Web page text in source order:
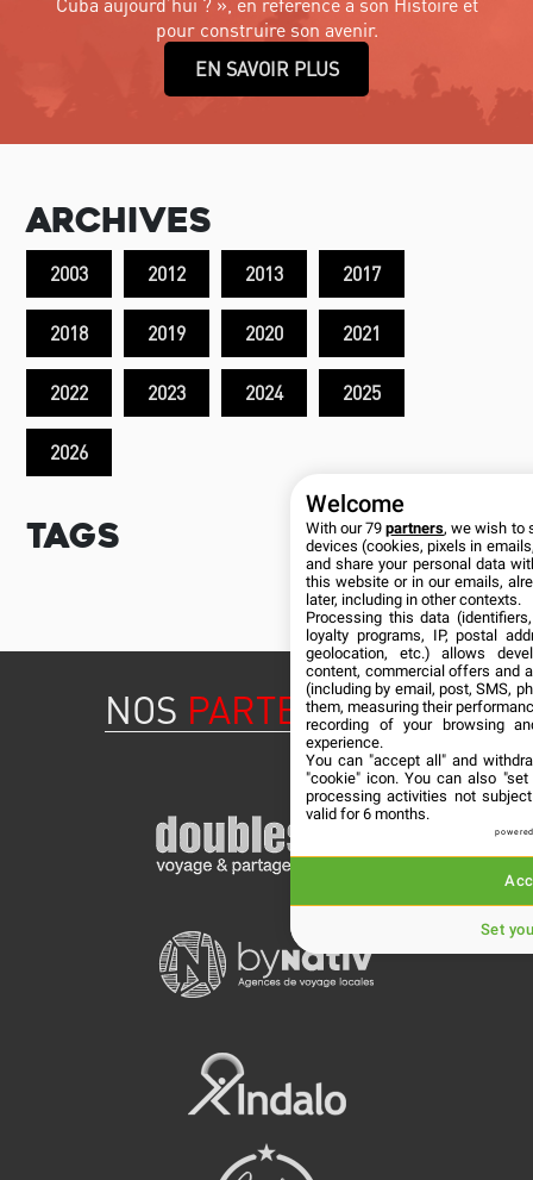
pour construire son avenir.
EN SAVOIR PLUS
Archives
2003 2012 2013 2017
2018 2019 2020 2021
2022 2023 2024 2025
2026
Tags
NOS PARTENAIRES
Welcome
With our 79partners, we wish to
devices (cookies, pixels in
and share your personal data
this website or in our emails,
later, including in other contexts.
Processing this data
loyalty programs, IP, postal
geolocation, etc.) allows
content, commercial offers and
(including by email, post, SMS,
them, measuring their
recording of your browsing
experience.
You can "accept all" and
"cookie" icon. You can also
processing activities not
valid for 6 months.
Set